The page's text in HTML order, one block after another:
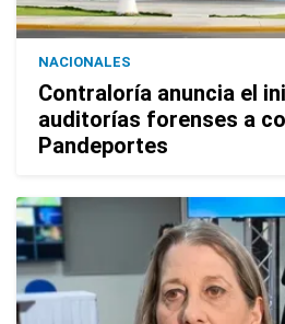
NACIONALES
Contraloría anuncia el
auditorías forenses a
Pandeportes